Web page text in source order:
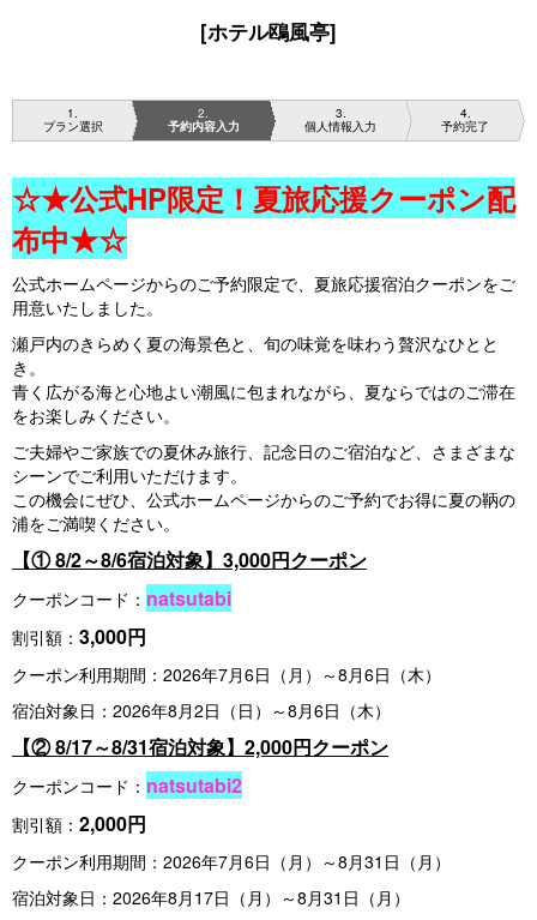
[ホテル鴎風亭]
1
プラン選択
2
予約内容入力
3
個人情報入力
4
予約完了
☆★公式HP限定！夏旅応援クーポン配
布中★☆
公式ホームページからのご予約限定で、夏旅応援宿泊クーポンをご
用意いたしました。
瀬戸内のきらめく夏の海景色と、旬の味覚を味わう贅沢なひとと
き。
青く広がる海と心地よい潮風に包まれながら、夏ならではのご滞在
をお楽しみください。
ご夫婦やご家族での夏休み旅行、記念日のご宿泊など、さまざまな
シーンでご利用いただけます。
この機会にぜひ、公式ホームページからのご予約でお得に夏の鞆の
浦をご満喫ください。
【① 8/2～8/6宿泊対象】3,000円クーポン
クーポンコード： natsutabi
割引額： 3,000円
クーポン利用期間：2026年7月6日（月）～8月6日（木）
宿泊対象日：2026年8月2日（日）～8月6日（木）
【② 8/17～8/31宿泊対象】2,000円クーポン
クーポンコード： natsutabi2
割引額： 2,000円
クーポン利用期間：2026年7月6日（月）～8月31日（月）
宿泊対象日：2026年8月17日（月）～8月31日（月）